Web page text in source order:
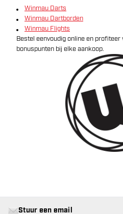
Winmau Darts
Winmau Dartborden
Winmau Flights
Bestel eenvoudig online en profiteer
bonuspunten bij elke aankoop.
Stuur een email